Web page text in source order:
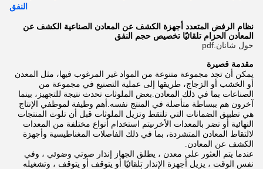
النفق
نظام الرفض المتعدد أجهزة الكشف عن المعادن الصناعية الكشف عن
المعادن الحزام تلقائيًا تخصيص حجم النفق
حول شانان.pdf
مقدمة قصيرة
يمكن أن تجد مجموعة متنوعة من المواد غير المرغوب فيها، مثل المعدن
أو الخشب أو الزجاج، طريقها إلى عملية التصنيع في مجموعة من
الصناعات بما في ذلك المعادن.بعض الملوثات تحدث نتيجة للتجهيز، بينما
آخرون هم ببساطة متأصلة في المنتج نفسه.أهم وظيفة لموظفي الإنتاج
هي تطبيق الضمانات التي تلتقط وتزيل الملوثات قبل أن تلوث المنتجات
النهائية أو تضر بالمعدات الأخرىيتم استخدام أنواع مختلفة من المعدات
لالتقاط المعادن المتشردة، بما في ذلك الفاصلات المغناطيسية وأجهزة
الكشف عن المعادن.
عندما يتم العثور على معدن ، يطلق الجهاز إنذار صوتي وضوئي ، وفي
نفس الوقت ، يزيل أجهزة الإنذار تلقائيًا أو يتوقف أو يتوقف ، وتشغيله